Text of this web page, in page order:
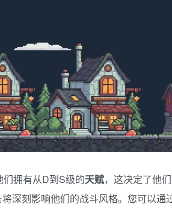
拥有从D到S级的天赋，这决定了他
将深刻影响他们的战斗风格。您可以